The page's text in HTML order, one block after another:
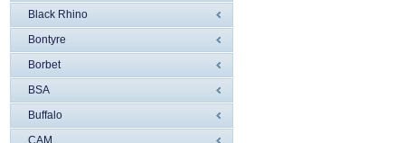
Black Rhino
Bontyre
Borbet
BSA
Buffalo
CAM